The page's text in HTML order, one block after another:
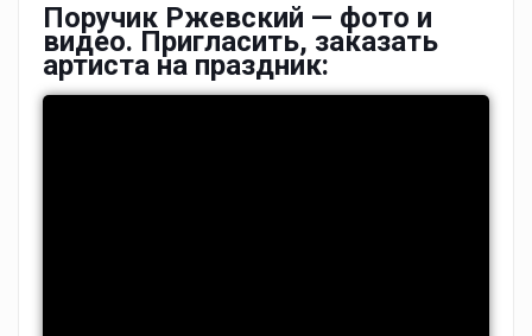
Поручик Ржевский — фото и
видео. Пригласить, заказать
артиста на праздник: